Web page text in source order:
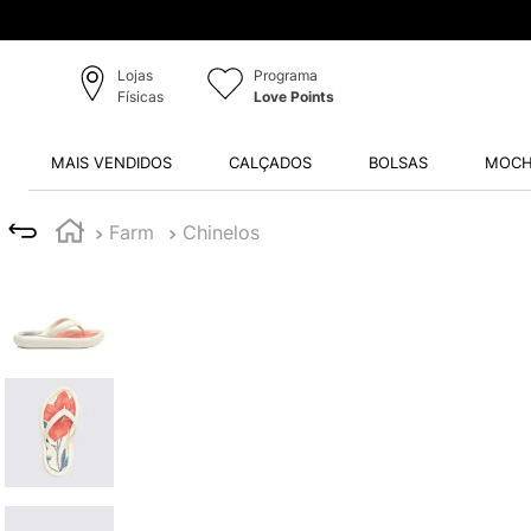
Lojas
Físicas
Programa
Love Points
MAIS VENDIDOS CALÇADOS BOLSAS
Farm Chinelos